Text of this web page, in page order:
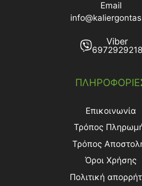
Email
Viber
6972929218
Επικοινωνία
Τρόπος
Τρόπος
Όροι Χρήσης
Πολιτική